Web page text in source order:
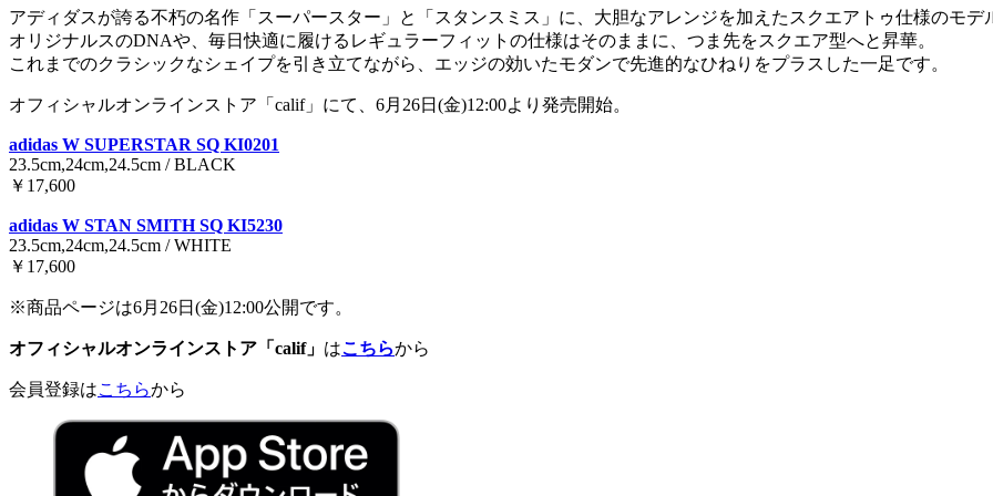
アディダスが誇る不朽の名作「スーパースター」と「スタンスミス」に、大胆なアレンジを加えたスクエアトゥ仕様のモデ
オリジナルスのDNAや、毎日快適に履けるレギュラーフィットの仕様はそのままに、つま先をスクエア型へと昇華。
これまでのクラシックなシェイプを引き立てながら、エッジの効いたモダンで先進的なひねりをプラスした一足です。
オフィシャルオンラインストア「calif」にて、6月26日(金)12:00より発売開始。
adidas W SUPERSTAR SQ KI0201
23.5cm,24cm,24.5cm / BLACK
￥17,600
adidas W STAN SMITH SQ KI5230
23.5cm,24cm,24.5cm / WHITE
￥17,600
※商品ページは6月26日(金)12:00公開です。
オフィシャルオンラインストア「calif」 はこちらから
会員登録はこちらから